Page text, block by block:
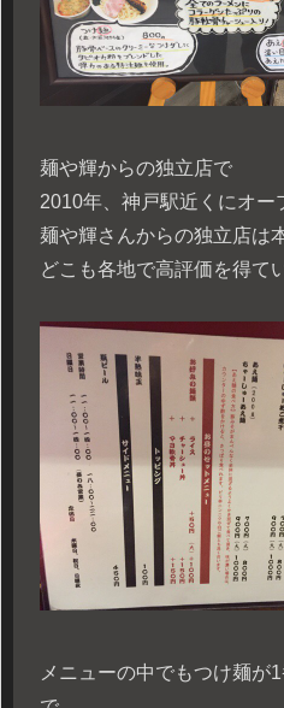
麺や輝からの独立店で
2010年、神戸駅近くにオー
麺や輝さんからの独立店は
どこも各地で高評価を得て
メニューの中でもつけ麺が